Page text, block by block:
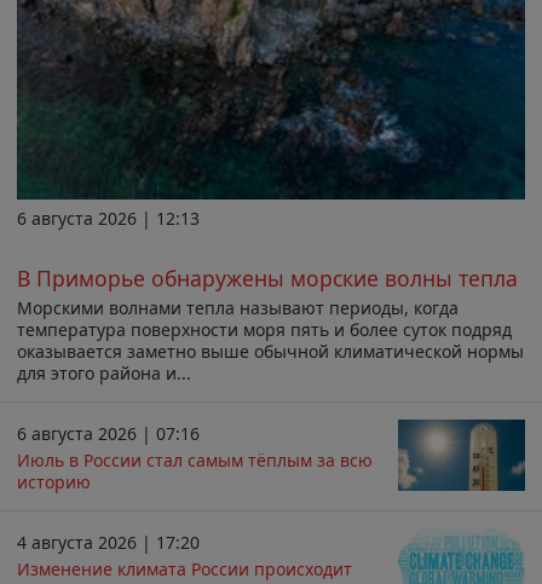
6 августа 2026 | 12:13
В Приморье обнаружены морские волны тепла
Морскими волнами тепла называют периоды, когда
температура поверхности моря пять и более суток подряд
оказывается заметно выше обычной климатической нормы
для этого района и...
6 августа 2026 | 07:16
Июль в России стал самым тёплым за всю
историю
4 августа 2026 | 17:20
Изменение климата России происходит